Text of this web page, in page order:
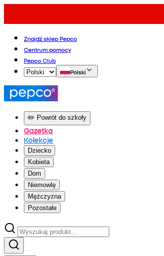
Znajdź sklep Pepco
Centrum pomocy
Pepco Club
Polski
✏️ Powrót do szkoły
Gazetka
Kolekcje
Dziecko
Kobieta
Dom
Niemowlę
Mężczyzna
Pozostałe